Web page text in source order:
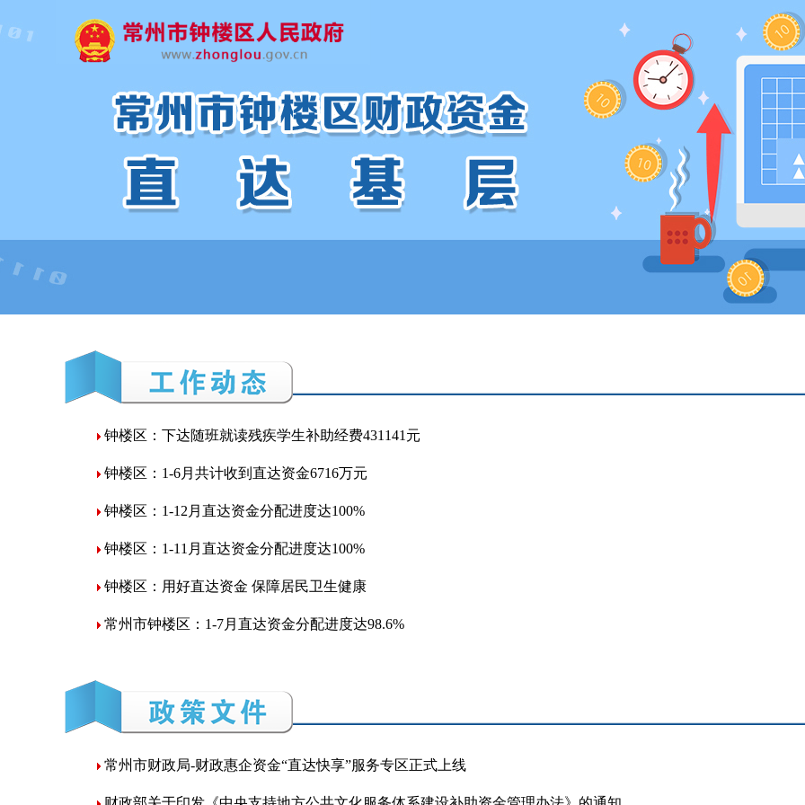
钟楼区：下达随班就读残疾学生补助经费431141元
钟楼区：1-6月共计收到直达资金6716万元
钟楼区：1-12月直达资金分配进度达100%
钟楼区：1-11月直达资金分配进度达100%
钟楼区：用好直达资金 保障居民卫生健康
常州市钟楼区：1-7月直达资金分配进度达98.6%
常州市财政局-财政惠企资金“直达快享”服务专区正式上线